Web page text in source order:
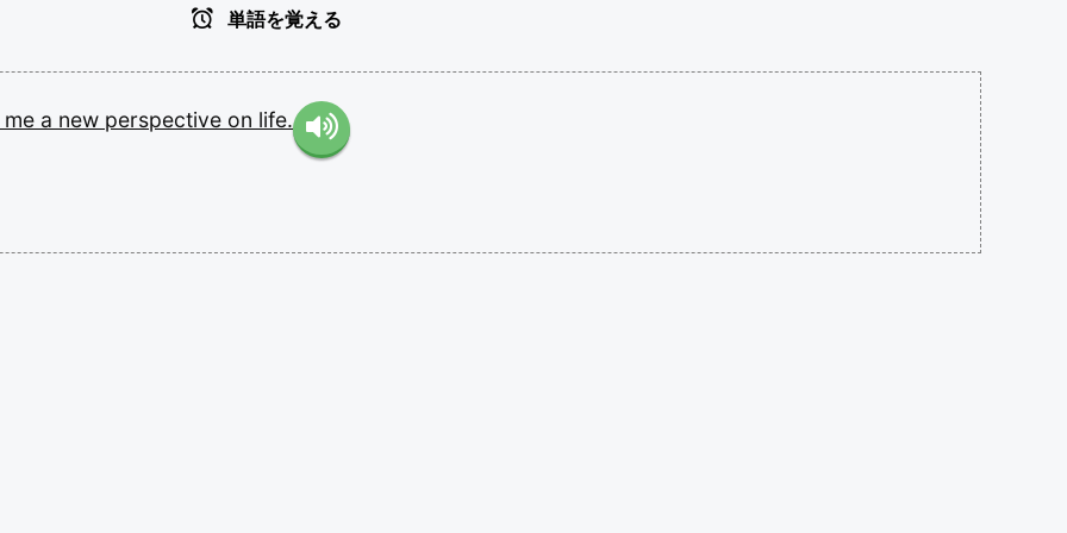
単語を覚える
me a new perspective on life.